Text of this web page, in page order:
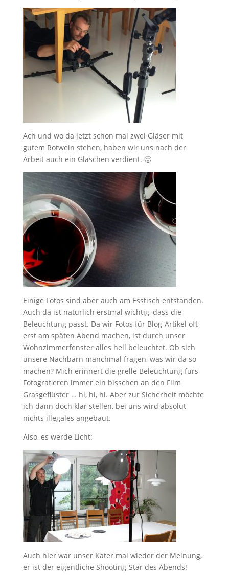
Ach und wo da jetzt schon mal zwei Gläser mit
gutem Rotwein stehen, haben wir uns nach der
Arbeit auch ein Gläschen verdient. 🙂
Einige Fotos sind aber auch am Esstisch entstanden.
Auch da ist natürlich erstmal wichtig, dass die
Beleuchtung passt. Da wir Fotos für Blog-Artikel oft
erst am späten Abend machen, ist durch unser
Wohnzimmerfenster alles hell beleuchtet. Ob sich
unsere Nachbarn manchmal fragen, was wir da so
machen? Mich erinnert die grelle Beleuchtung fürs
Fotografieren immer ein bisschen an den Film
Grasgeflüster … hi, hi, hi. Aber zur Sicherheit möchte
ich dann doch klar stellen, bei uns wird absolut
nichts illegales angebaut.
Also, es werde Licht:
Auch hier war unser Kater mal wieder der Meinung,
er ist der eigentliche Shooting-Star des Abends!